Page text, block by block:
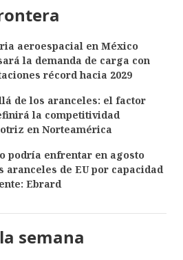
aeroespacial en México
la demanda de carga con
récord hacia 2029
de los aranceles: el factor
la competitividad
en Norteamérica
podría enfrentar en agosto
aranceles de EU por capacidad
Ebrard
semana